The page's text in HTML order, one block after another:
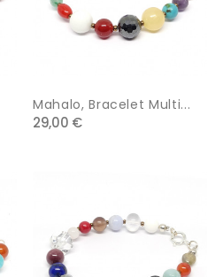
Mahalo, Bracelet Multi...
29,00 €